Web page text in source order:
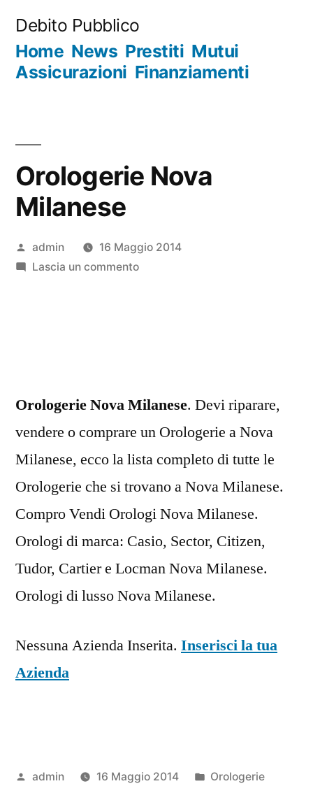
contenuto
Debito Pubblico
Home News Prestiti Mutui
Assicurazioni Finanziamenti
Orologerie Nova
Milanese
Pubblicato
da
admin
16 Maggio 2014
Lascia un commentosu
Orologerie Nova Milanese. Devi riparare,
vendere o comprare un Orologerie a Nova
Milanese, ecco la lista completo di tutte le
Orologerie che si trovano a Nova Milanese.
Compro Vendi Orologi Nova Milanese.
Orologi di marca: Casio, Sector, Citizen,
Tudor, Cartier e Locman Nova Milanese.
Orologi di lusso Nova Milanese.
Nessuna Azienda Inserita. Inserisci la tua
Azienda
Pubblicato
admin 16 Maggio 2014
Pubblicato
Orologerie